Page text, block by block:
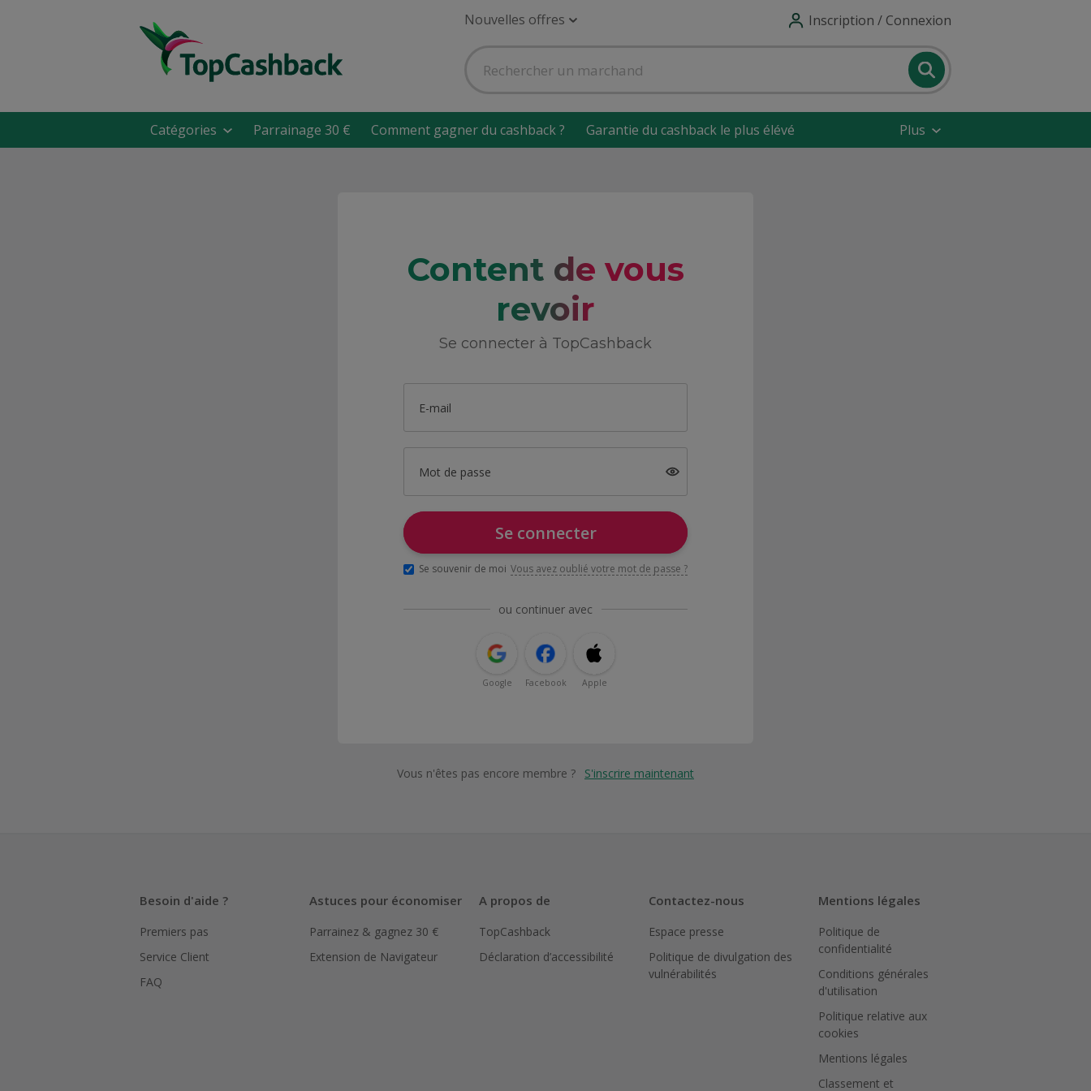
Nouvelles offres Inscription / Connexion
Catégories Parrainage 30 € Comment gagner du cashback ? Garantie du cashback le plus élévé Plus
Content de vous
revoir
Se connecter à TopCashback
E-mail
Mot de passe
Se connecter
Se souvenir de moi Vous avez oublié votre mot de passe ?
ou continuer avec
Google Facebook Apple
Vous n'êtes pas encore membre ? S'inscrire maintenant
Besoin d'aide ?
Premiers pas
Service Client
FAQ
Astuces pour économiser
Parrainez & gagnez 30 €
Extension de Navigateur
A propos de
TopCashback
Déclaration d’accessibilité
Contactez-nous
Espace presse
Politique de divulgation des
vulnérabilités
Mentions légales
Politique de
confidentialité
Conditions générales
d'utilisation
Politique relative aux
cookies
Mentions légales
Classement et